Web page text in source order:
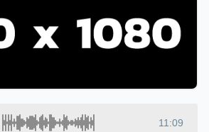
11:09